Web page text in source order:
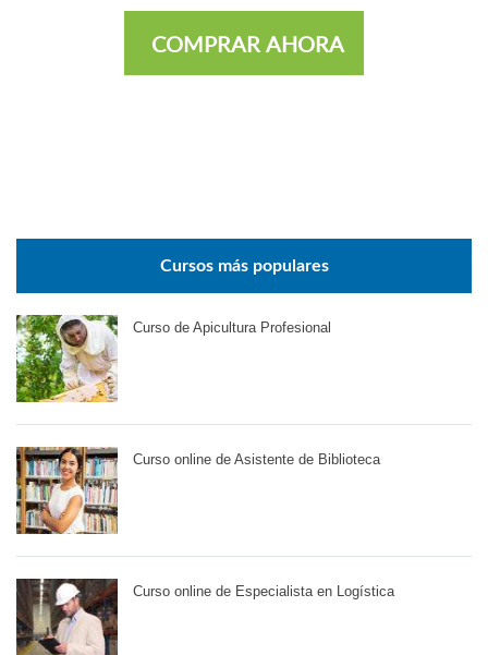
COMPRAR AHORA
Cursos más populares
Curso de Apicultura Profesional
Curso online de Asistente de Biblioteca
Curso online de Especialista en Logística